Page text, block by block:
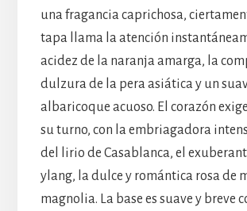
una fragancia caprichosa,
tapa llama la atención
acidez de la naranja amarga, la
dulzura de la pera asiática y un
albaricoque acuoso. El corazón
su turno, con la embriagadora
del lirio de Casablanca, el
ylang, la dulce y romántica rosa de
magnolia. La base es suave y breve